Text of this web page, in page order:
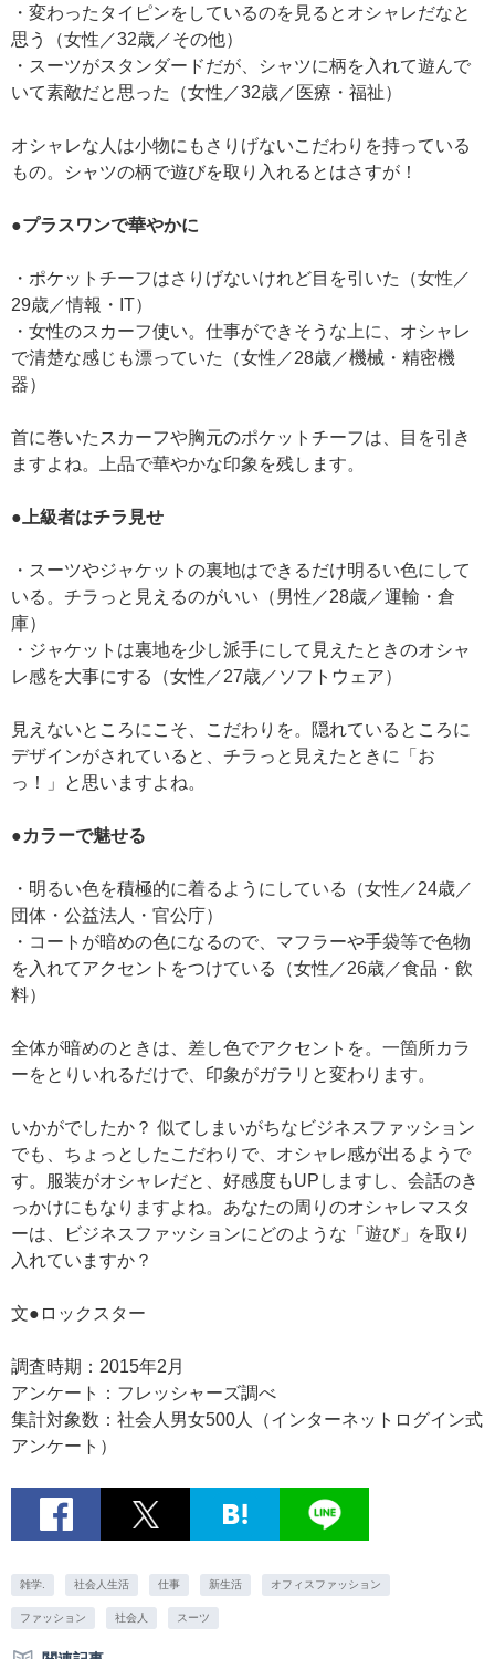
・変わったタイピンをしているのを見るとオシャレだなと
思う（女性／32歳／その他）
・スーツがスタンダードだが、シャツに柄を入れて遊んで
いて素敵だと思った（女性／32歳／医療・福祉）
オシャレな人は小物にもさりげないこだわりを持っている
もの。シャツの柄で遊びを取り入れるとはさすが！
●プラスワンで華やかに
・ポケットチーフはさりげないけれど目を引いた（女性／
29歳／情報・IT）
・女性のスカーフ使い。仕事ができそうな上に、オシャレ
で清楚な感じも漂っていた（女性／28歳／機械・精密機
器）
首に巻いたスカーフや胸元のポケットチーフは、目を引き
ますよね。上品で華やかな印象を残します。
●上級者はチラ見せ
・スーツやジャケットの裏地はできるだけ明るい色にして
いる。チラっと見えるのがいい（男性／28歳／運輸・倉
庫）
・ジャケットは裏地を少し派手にして見えたときのオシャ
レ感を大事にする（女性／27歳／ソフトウェア）
見えないところにこそ、こだわりを。隠れているところに
デザインがされていると、チラっと見えたときに「お
っ！」と思いますよね。
●カラーで魅せる
・明るい色を積極的に着るようにしている（女性／24歳／
団体・公益法人・官公庁）
・コートが暗めの色になるので、マフラーや手袋等で色物
を入れてアクセントをつけている（女性／26歳／食品・飲
料）
全体が暗めのときは、差し色でアクセントを。一箇所カラ
ーをとりいれるだけで、印象がガラリと変わります。
いかがでしたか？ 似てしまいがちなビジネスファッション
でも、ちょっとしたこだわりで、オシャレ感が出るようで
す。服装がオシャレだと、好感度もUPしますし、会話のき
っかけにもなりますよね。あなたの周りのオシャレマスタ
ーは、ビジネスファッションにどのような「遊び」を取り
入れていますか？
文●ロックスター
調査時期：2015年2月
アンケート：フレッシャーズ調べ
集計対象数：社会人男女500人（インターネットログイン式
アンケート）
雑学. 社会人生活 仕事 新生活 オフィスファッション
ファッション 社会人 スーツ